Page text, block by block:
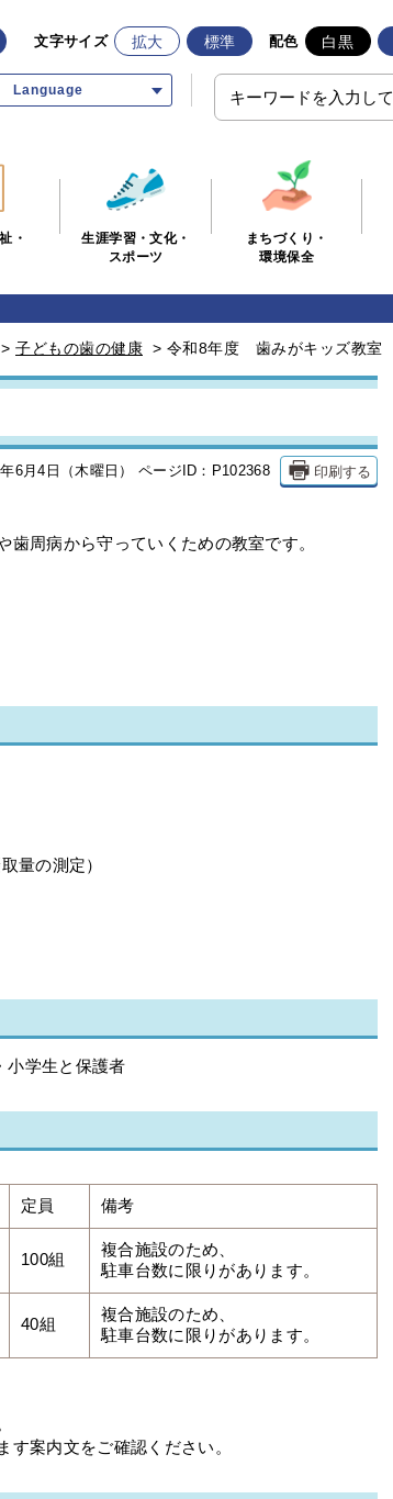
文字サイズ 拡大 標準 配色 白黒
Language
・
生涯学習・文化・
スポーツ
まちづくり・
環境保全
> 子どもの歯の健康 > 令和8年度 歯みがキッズ教室
6月4日（木曜日） ページID：P102368 印刷する
周病から守っていくための教室です。
量の測定）
小学生と保護者
定員 備考
100組
複合施設のため、
駐車台数に限りがあります。
40組
複合施設のため、
駐車台数に限りがあります。
案内文をご確認ください。